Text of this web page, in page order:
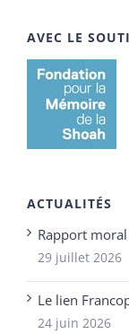
AVEC LE
ACTUALITÉS
Rapport
29 juillet 2026
Le lien
24 juin 2026